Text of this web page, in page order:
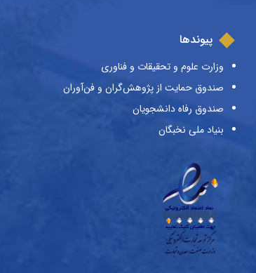
پیوندها
وزارت علوم و تحقیقات و فناوری
صندوق حمایت از پژوهش‌گران و فن‌آوران
صندوق رفاه دانشجویان
بنیاد ملی نخبگان